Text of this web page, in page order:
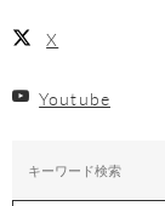
X
Youtube